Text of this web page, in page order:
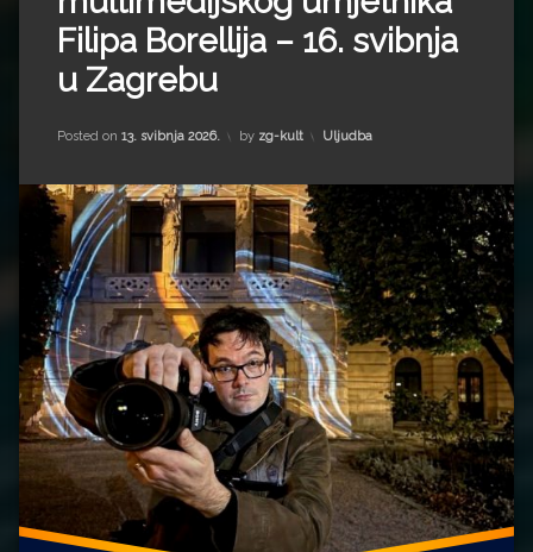
Filipa Borellija – 16. svibnja
u Zagrebu
Posted on 13. svibnja 2026. by zg-kult Kategorije:
Uljudba